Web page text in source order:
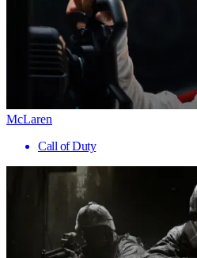
McLaren
Call of Duty